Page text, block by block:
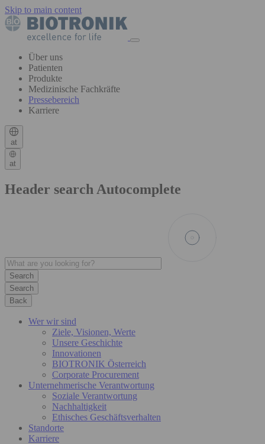
Skip to main content
Über uns
Patienten
Produkte
Medizinische Fachkräfte
Pressebereich
Karriere
at
at
Header search Autocomplete
Search
Back
Wer wir sind
Ziele, Visionen, Werte
Unsere Geschichte
Innovationen
BIOTRONIK Österreich
Corporate Procurement
Unternehmerische Verantwortung
Soziale Verantwortung
Nachhaltigkeit
Ethisches Geschäftsverhalten
Standorte
Karriere